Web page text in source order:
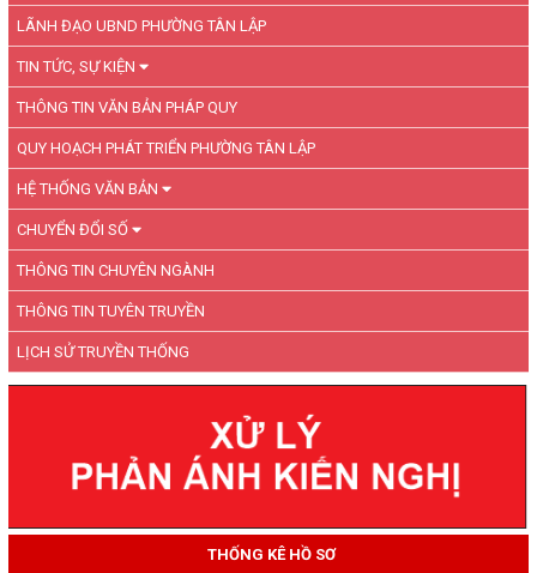
LÃNH ĐẠO UBND PHƯỜNG TÂN LẬP
TIN TỨC, SỰ KIỆN
THÔNG TIN VĂN BẢN PHÁP QUY
QUY HOẠCH PHÁT TRIỂN PHƯỜNG TÂN LẬP
HỆ THỐNG VĂN BẢN
CHUYỂN ĐỔI SỐ
THÔNG TIN CHUYÊN NGÀNH
THÔNG TIN TUYÊN TRUYỀN
LỊCH SỬ TRUYỀN THỐNG
THỐNG KÊ HỒ SƠ